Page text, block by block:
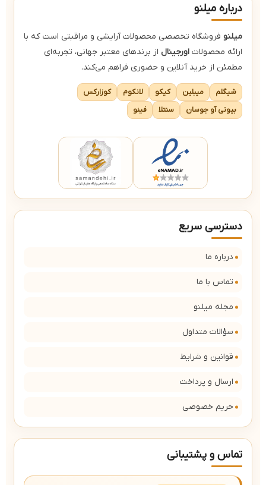
درباره میلنو
میلنو فروشگاه تخصصی محصولات آرایشی و مراقبتی است که با
ارائه محصولات اورجینال از برندهای معتبر جهانی، تجربه‌ای
مطمئن از خرید آنلاین و حضوری فراهم می‌کند.
شیگلم میبلین کیکو لانکوم
کوزارکس
بیوتی آو جوسان
سنتلا فینو
دسترسی سریع
درباره ما
تماس با ما
مجله میلنو
سؤالات متداول
قوانین و شرایط
ارسال و پرداخت
حریم خصوصی
تماس و پشتیبانی